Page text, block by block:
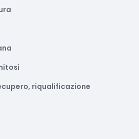
riqualificazione